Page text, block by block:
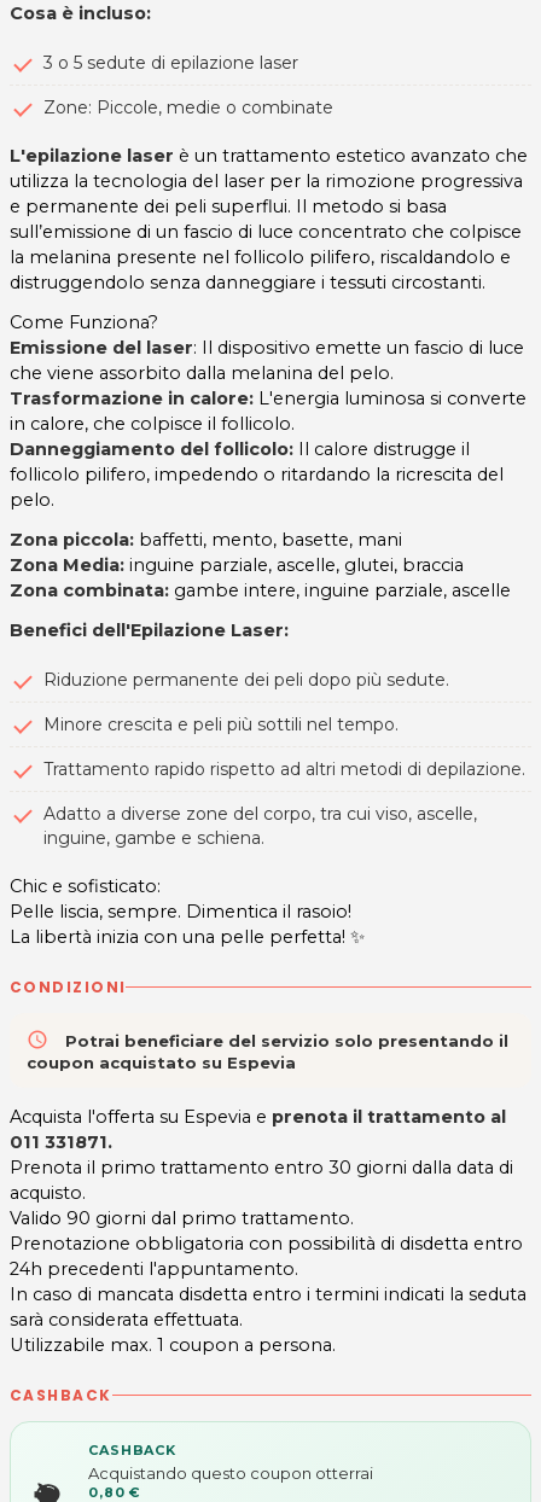
Cosa è incluso:
3 o 5 sedute di epilazione laser
Zone: Piccole, medie o combinate
L'epilazione laser è un trattamento estetico avanzato che
utilizza la tecnologia del laser per la rimozione progressiva
e permanente dei peli superflui. Il metodo si basa
sull’emissione di un fascio di luce concentrato che colpisce
la melanina presente nel follicolo pilifero, riscaldandolo e
distruggendolo senza danneggiare i tessuti circostanti.
Come Funziona?
Emissione del laser: Il dispositivo emette un fascio di luce
che viene assorbito dalla melanina del pelo.
Trasformazione in calore: L'energia luminosa si converte
in calore, che colpisce il follicolo.
Danneggiamento del follicolo: Il calore distrugge il
follicolo pilifero, impedendo o ritardando la ricrescita del
pelo.
Zona piccola: baffetti, mento, basette, mani
Zona Media: inguine parziale, ascelle, glutei, braccia
Zona combinata: gambe intere, inguine parziale, ascelle
Benefici dell'Epilazione Laser:
Riduzione permanente dei peli dopo più sedute.
Minore crescita e peli più sottili nel tempo.
Trattamento rapido rispetto ad altri metodi di depilazione.
Adatto a diverse zone del corpo, tra cui viso, ascelle,
inguine, gambe e schiena.
Chic e sofisticato:
Pelle liscia, sempre. Dimentica il rasoio!
La libertà inizia con una pelle perfetta! ✨
CONDIZIONI
access_time
Potrai beneficiare del servizio solo presentando il
coupon acquistato su Espevia
Acquista l'offerta su Espevia e prenota il trattamento al
011 331871.
Prenota il primo trattamento entro 30 giorni dalla data di
acquisto.
Valido 90 giorni dal primo trattamento.
Prenotazione obbligatoria con possibilità di disdetta entro
24h precedenti l'appuntamento.
In caso di mancata disdetta entro i termini indicati la seduta
sarà considerata effettuata.
Utilizzabile max. 1 coupon a persona.
CASHBACK
CASHBACK
Acquistando questo coupon otterrai
0,80 €